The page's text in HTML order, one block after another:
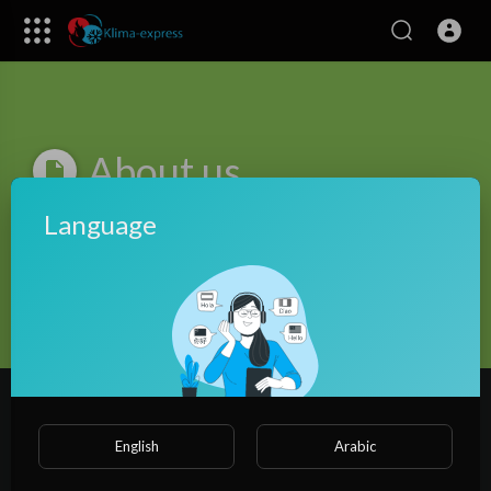
About us
1- Write about your website here.
Lorem ipsum dolor sit amet, consectetur adipisicing elit, sed do
eiusmod tempor incididunt ut labore et dolore magna aliqua. Ut
enim ad minim veniam, quis nostrud exercitation ullamco laboris
nisi ut aliquip ex ea commodo consequat. Duis aute irure dolor in
nulla pariatur. Excepteur sint occaecat cupidatat non proident,
sunt in culpa qui officia deserunt mollit anim id est laborum.
Language
English Arabic